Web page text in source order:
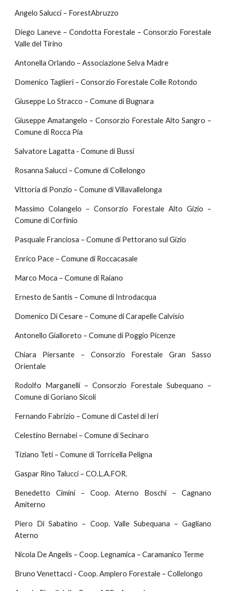
Angelo Salucci – ForestAbruzzo
Diego Laneve – Condotta Forestale – Consorzio Forestale
Valle del Tirino
Antonella Orlando – Associazione Selva Madre
Domenico Taglieri – Consorzio Forestale Colle Rotondo
Giuseppe Lo Stracco – Comune di Bugnara
Giuseppe Amatangelo – Consorzio Forestale Alto Sangro –
Comune di Rocca Pia
Salvatore Lagatta - Comune di Bussi
Rosanna Salucci – Comune di Collelongo
Vittoria di Ponzio – Comune di Villavallelonga
Massimo Colangelo – Consorzio Forestale Alto Gizio –
Comune di Corfinio
Pasquale Franciosa – Comune di Pettorano sul Gizio
Enrico Pace – Comune di Roccacasale
Marco Moca – Comune di Raiano
Ernesto de Santis – Comune di Introdacqua
Domenico Di Cesare – Comune di Carapelle Calvisio
Antonello Gialloreto – Comune di Poggio Picenze
Chiara Piersante – Consorzio Forestale Gran Sasso
Orientale
Rodolfo Marganelli – Consorzio Forestale Subequano –
Comune di Goriano Sicoli
Fernando Fabrizio – Comune di Castel di Ieri
Celestino Bernabei – Comune di Secinaro
Tiziano Teti – Comune di Torricella Peligna
Gaspar Rino Talucci – CO.L.A.FOR.
Benedetto Cimini – Coop. Aterno Boschi – Cagnano
Amiterno
Piero Di Sabatino – Coop. Valle Subequana – Gagliano
Aterno
Nicola De Angelis – Coop. Legnamica – Caramanico Terme
Bruno Venettacci - Coop. Amplero Forestale – Collelongo